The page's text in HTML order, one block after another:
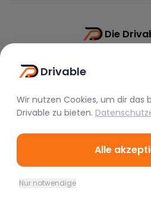
Die
©2026Drivable.Alle
Drivable
Wir nutzen Cookies, um dir das
Drivable zu bieten.
Alle
Nur notwendige